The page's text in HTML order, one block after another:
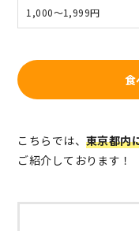
1,000～1,999円
食
こちらでは、 東京都内
ご紹介しております！